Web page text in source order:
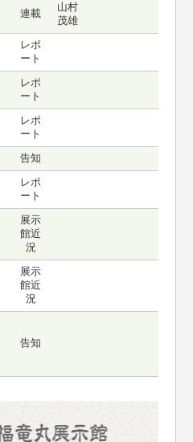
連載
山村
茂雄
レポ
ート
レポ
ート
レポ
ート
告知
レポ
ート
展示
館近
況
展示
館近
況
告知